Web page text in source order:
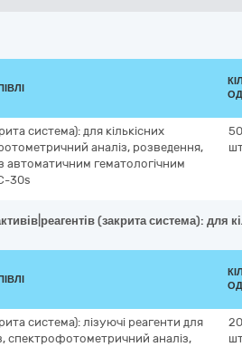
система): для кількісних
аналіз, розведення,
автоматичним гематологічним
30s
50
(закрита система):
система): лізуючі реагенти для
спектрофотометричний аналіз,
20